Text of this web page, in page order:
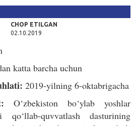
CHOP ETILGAN
02.10.2019
katta barcha uchun
2019-yilning 6-oktabrigacha
O‘zbekiston bo‘ylab yoshlar
qo‘llab-quvvatlash dasturining